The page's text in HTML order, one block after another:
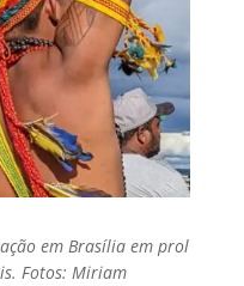
em Brasília em prol
Fotos: Miriam